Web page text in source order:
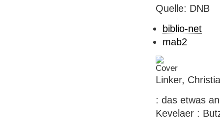
Quelle: DNB
biblio-net
mab2
Linker,
: das etwas
Kevelaer :